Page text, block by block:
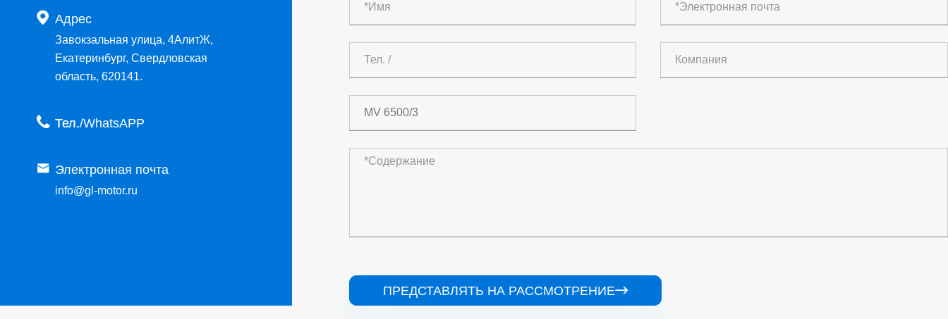
 Адрес
Завокзальная улица, 4АлитЖ,
Екатеринбург, Свердловская
область, 620141.
 Тел.
 Электронная почта
info@gl-motor.ru
ПРЕДСТАВЛЯТЬ НА РАССМОТРЕНИЕ